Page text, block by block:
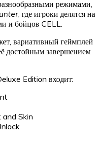
режимами,
, где игроки делятся на
и бойцов CELL.
вариативный геймплей
достойным завершением
Edition входит:
and Skin